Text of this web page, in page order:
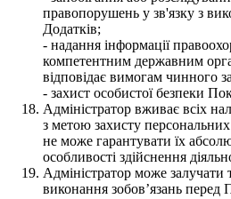
правопорушень у зв'язку з
Додатків;
- надання інформації
компетентним державним
відповідає вимогам чинного
- захист особистої безпеки
Адміністратор вживає всіх
з метою захисту
не може гарантувати їх
особливості здійснення
Адміністратор може залучати
виконання зобов’язань